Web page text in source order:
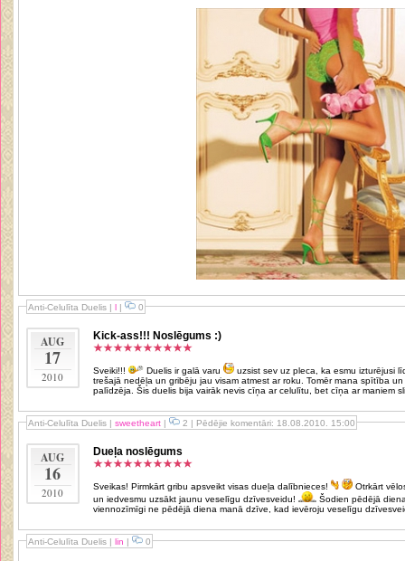
Anti-Celulīta Duelis| l| 0
AUG
17
2010
Kick-ass!!! Noslēgums :)
Sveiki!!! Duelis ir galā varu
uzsist sev uz pleca, ka esmu izturējusi līdz galam, jo grūti bija saņemties tieši
trešajā nedēļa un gribēju jau visam atmest ar roku. Tomēr mana spītība
palīdzēja. Šis duelis bija vairāk nevis cīņa ar celulītu, bet cīņa ar maniem
Anti-Celulīta Duelis| sweetheart| 2 | Pēdējie komentāri: 18.08.2010. 15:00
AUG
16
2010
Dueļa noslēgums
Sveikas! Pirmkārt gribu apsveikt visas dueļa dalībnieces!
Otrkārt vēlos pateikties kleoo par šo lielisko iespēju
un iedvesmu uzsākt jaunu veselīgu dzīvesveidu!
Šodien pēdējā
viennozīmīgi ne pēdējā diena manā dzīve, kad ievēroju veselīgu
Anti-Celulīta Duelis| lin | 0